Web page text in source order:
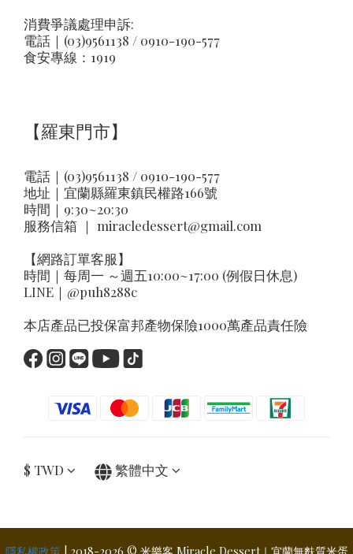
消費爭議處理申訴:
電話｜(03)9561138 / 0910-190-577
食安專線：1919
【羅東門市】
電話｜(03)9561138 / 0910-190-577
地址｜ 宜蘭縣羅東鎮民權路166號
時間｜9:30~20:30
服務信箱 ｜ miracledessert@gmail.com
【網路訂單客服】
時間｜每周一 ～週五10:00~17:00 (例假日休息)
LINE｜ @puh8288c
本店產品已投保富邦產物保險1000萬產品責任險
$ TWD 繁體中文
隱私權政策| 2018-2026 © 米樂客 Miracle Dessert｜宜蘭無麩質米蛋